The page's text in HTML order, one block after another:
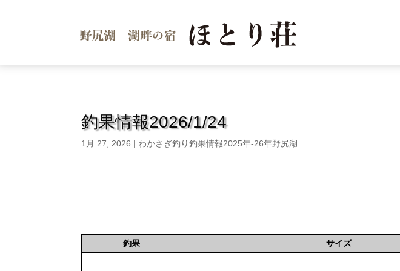
釣果情報2026/1/24
1月 27, 2026 | わかさぎ釣り釣果情報2025年-26年野尻湖
釣果 サイズ